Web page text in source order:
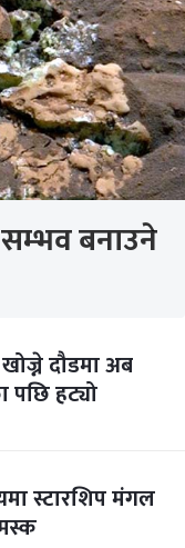
बनाउने
दौडमा अब
पछि हट्यो
स्टारशिप मंगल
मस्क